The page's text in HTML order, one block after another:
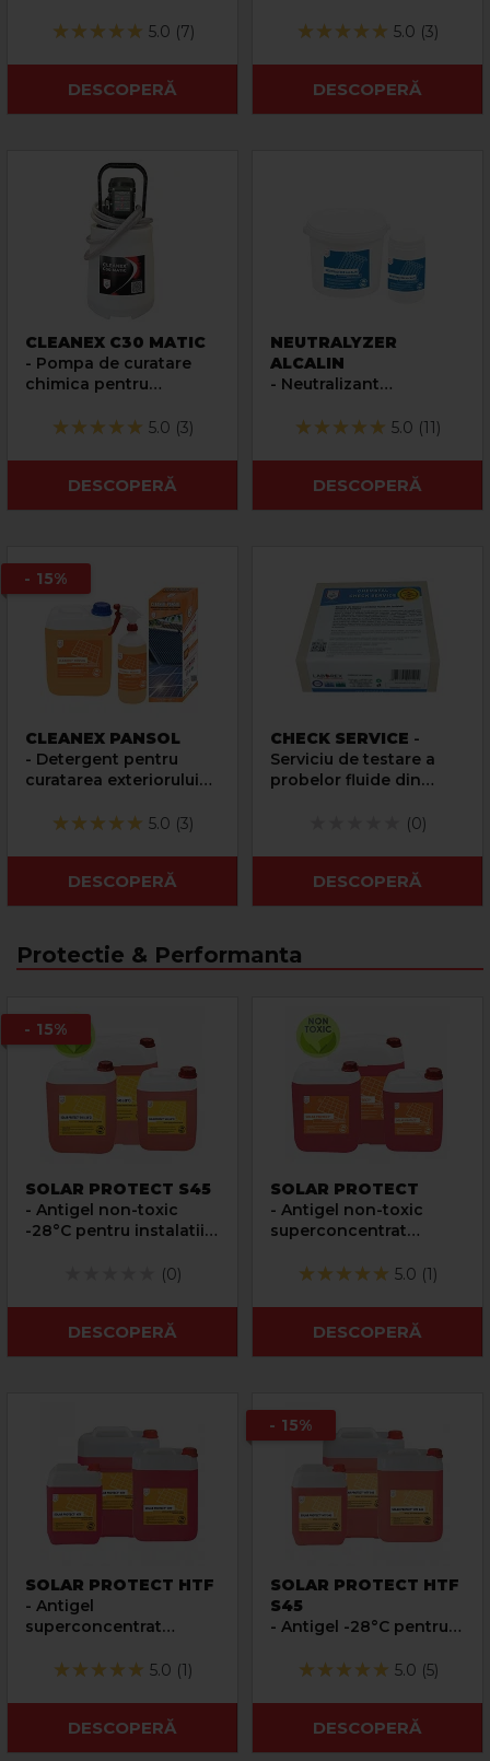
5.0 (7)
DESCOPERĂ
5.0 (3)
DESCOPERĂ
CLEANEX C30 MATIC
- Pompa de curatare
chimica pentru
5.0 (3)
DESCOPERĂ
NEUTRALYZER
ALCALIN
- Neutralizant
pulbere pentru solutii
5.0 (11)
DESCOPERĂ
- 15%
CLEANEX PANSOL
- Detergent pentru
curatarea exteriorului
5.0 (3)
DESCOPERĂ
CHECK SERVICE -
Serviciu de testare a
probelor fluide din
(0)
DESCOPERĂ
Protectie & Performanta
- 15%
SOLAR PROTECT S45
- Antigel non-toxic
-28°C pentru instalatii
(0)
DESCOPERĂ
SOLAR PROTECT
- Antigel non-toxic
superconcentrat
5.0 (1)
DESCOPERĂ
SOLAR PROTECT HTF
- Antigel
superconcentrat
5.0 (1)
DESCOPERĂ
- 15%
SOLAR PROTECT HTF
S45
- Antigel -28°C pentru
5.0 (5)
DESCOPERĂ